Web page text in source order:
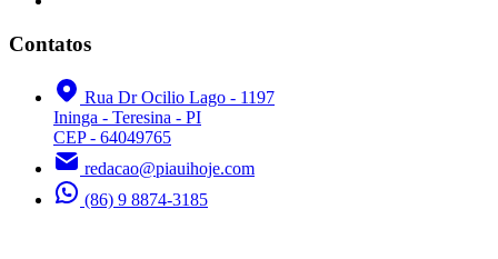
Contatos
Rua Dr Ocilio Lago - 1197
Ininga - Teresina - PI
CEP - 64049765
redacao@piauihoje.com
(86) 9 8874-3185